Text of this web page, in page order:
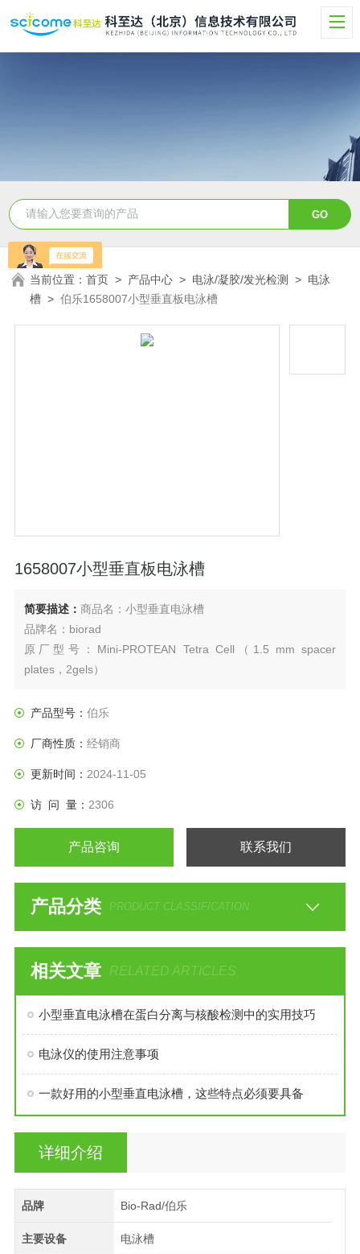
当前位置：首页 > 产品中心 > 电泳/凝胶/发光检测 > 电泳
槽 >伯乐1658007小型垂直板电泳槽
1658007小型垂直板电泳槽
简要描述： 商品名：小型垂直电泳槽
品牌名：biorad
原厂型号：Mini-PROTEAN Tetra Cell（1.5 mm spacer
plates，2gels）
产品型号： 伯乐
厂商性质： 经销商
更新时间： 2024-11-05
访 问 量： 2306
产品咨询 联系我们
产品分类 PRODUCT CLASSIFICATION
相关文章 RELATED ARTICLES
小型垂直电泳槽在蛋白分离与核酸检测中的实用技巧
电泳仪的使用注意事项
一款好用的小型垂直电泳槽，这些特点必须要具备
详细介绍
品牌 Bio-Rad/伯乐
主要设备 电泳槽